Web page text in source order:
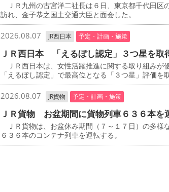
ＪＲ九州の古宮洋二社長は６日、東京都千代田区
訪れ、金子恭之国土交通大臣と面会した。
2026.08.07 JR西日本 予定・計画・施策
ＪＲ西日本 「えるぼし認定」３つ星を取
ＪＲ西日本は、女性活躍推進に関する取り組みが
「えるぼし認定」で最高位となる「３つ星」評価を
2026.08.07 JR貨物 予定・計画・施策
ＪＲ貨物 お盆期間に貨物列車６３６本を
ＪＲ貨物は、お盆休み期間（７～１７日）の多様
６３６本のコンテナ列車を運転する。